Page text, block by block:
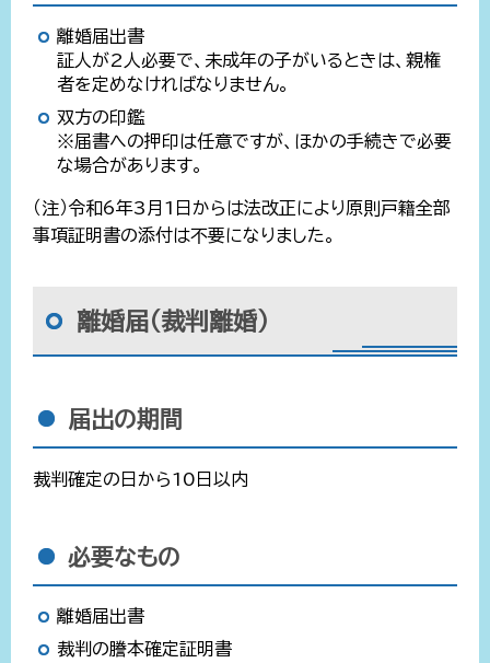
離婚届出書
証人が2人必要で、未成年の子がいるときは、親権
者を定めなければなりません。
双方の印鑑
※届書への押印は任意ですが、ほかの手続きで必要
な場合があります。
（注）令和6年3月1日からは法改正により原則戸籍全部
事項証明書の添付は不要になりました。
離婚届（裁判離婚）
届出の期間
裁判確定の日から10日以内
必要なもの
離婚届出書
裁判の謄本確定証明書